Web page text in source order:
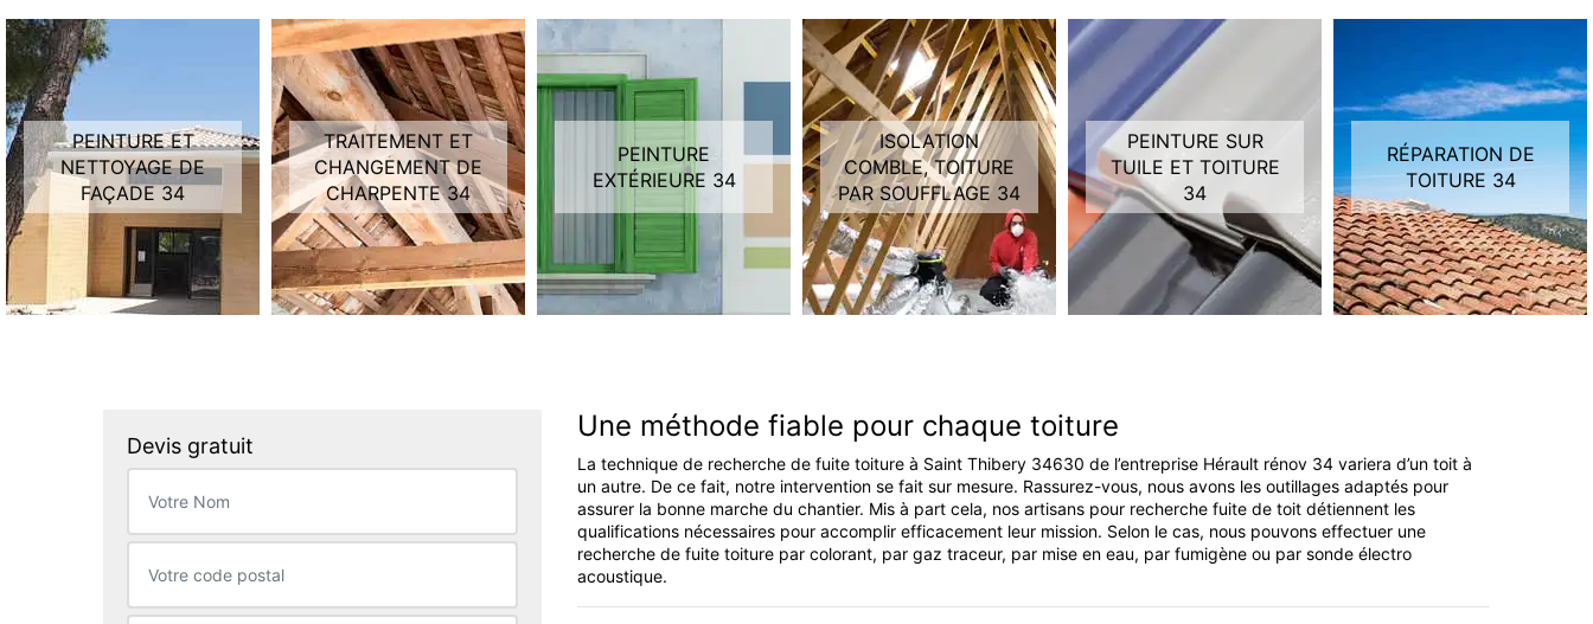
PEINTURE ET
NETTOYAGE DE
FAÇADE 34
TRAITEMENT ET
CHANGEMENT DE
CHARPENTE 34
PEINTURE
EXTÉRIEURE 34
ISOLATION
COMBLE, TOITURE
PAR SOUFFLAGE 34
PEINTURE SUR
TUILE ET TOITURE
34
RÉPARATION DE
TOITURE 34
Devis gratuit
Une méthode fiable pour chaque toiture
La technique de recherche de fuite toiture à Saint Thibery 34630 de l’entreprise Hérault rénov 34 variera d’un toit à
un autre. De ce fait, notre intervention se fait sur mesure. Rassurez-vous, nous avons les outillages adaptés pour
assurer la bonne marche du chantier. Mis à part cela, nos artisans pour recherche fuite de toit détiennent les
qualifications nécessaires pour accomplir efficacement leur mission. Selon le cas, nous pouvons effectuer une
recherche de fuite toiture par colorant, par gaz traceur, par mise en eau, par fumigène ou par sonde électro
acoustique.